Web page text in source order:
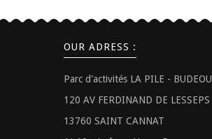
OUR ADRESS :
Parc d'activités LA PILE - BUDEOU
120 AV FERDINAND DE LESSEPS
13760 SAINT CANNAT